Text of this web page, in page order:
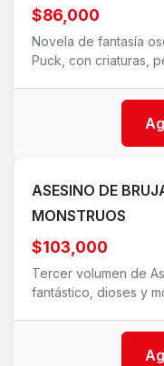
$86,000
Novela de fantasía
Puck, con criaturas,
ASESINO DE
MONSTRUOS
$103,000
Tercer volumen de
fantástico, dioses y